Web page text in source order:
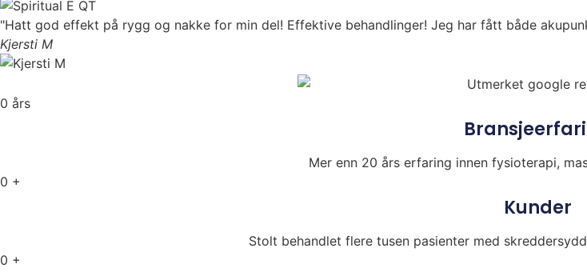
"Hatt god effekt på rygg og nakke for min del! Effektive behandlinger! Jeg har fått både
Kjersti M
0 års
Mer enn 20 års erfaring innen fysioterapi,
0 +
Kunder
Stolt behandlet flere tusen pasienter med
0 +